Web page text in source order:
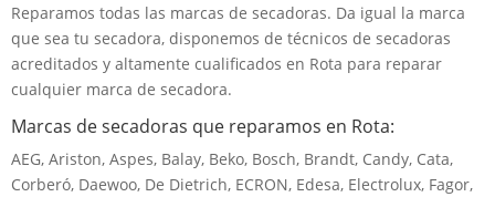
Reparamos todas las marcas de secadoras. Da igual la marca
que sea tu secadora, disponemos de técnicos de secadoras
acreditados y altamente cualificados en Rota para reparar
cualquier marca de secadora.
Marcas de secadoras que reparamos en Rota:
AEG, Ariston, Aspes, Balay, Beko, Bosch, Brandt, Candy, Cata,
Corberó, Daewoo, De Dietrich, ECRON, Edesa, Electrolux, Fagor,